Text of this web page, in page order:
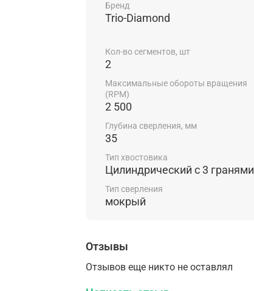
Бренд
Trio-Diamond
Кол-во сегментов, шт
2
Максимальные обороты вращения
(RPM)
2 500
Глубина сверления, мм
35
Тип хвостовика
Цилиндрический c 3 гранями
Тип сверления
мокрый
Отзывы
Отзывов еще никто не оставлял